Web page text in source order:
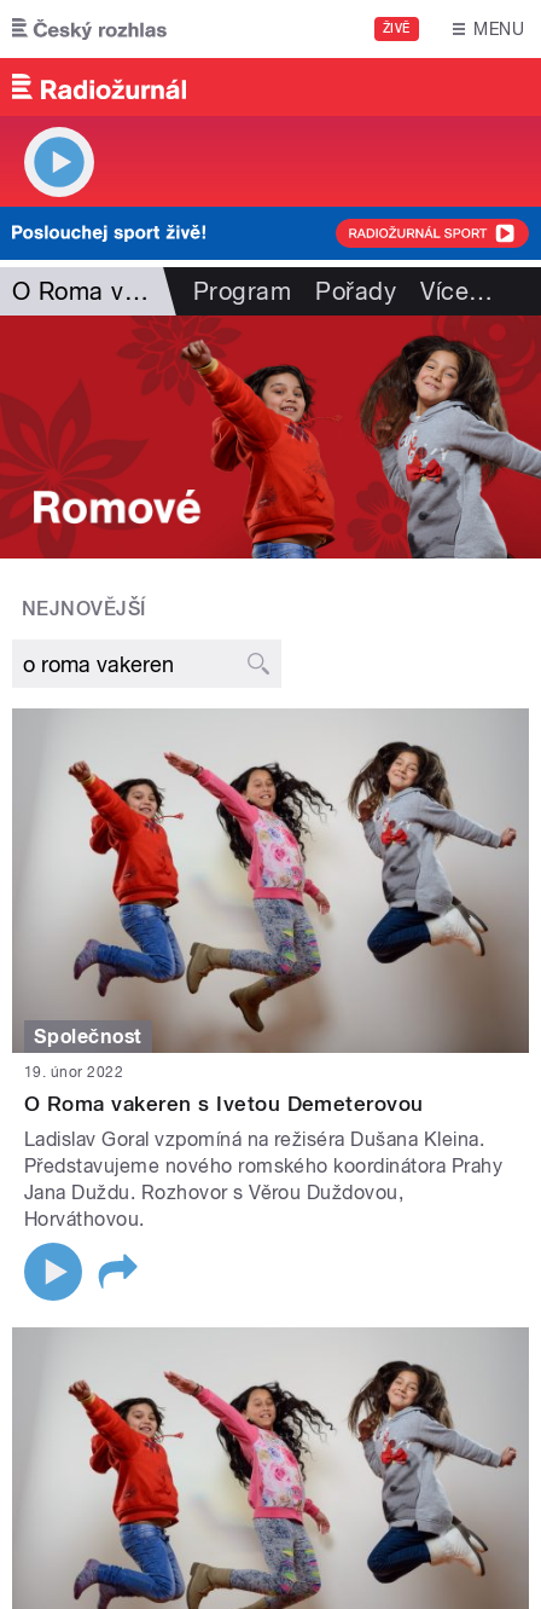
Přejít k hlavnímu obsahu
ŽIVĚ MENU
O Roma vakeren Program Pořady Více…
NEJNOVĚJŠÍ
Společnost
19. únor 2022
O Roma vakeren s Ivetou Demeterovou
Ladislav Goral vzpomíná na režiséra Dušana Kleina.
Představujeme nového romského koordinátora Prahy
Jana Duždu. Rozhovor s Věrou Duždovou,
Horváthovou.